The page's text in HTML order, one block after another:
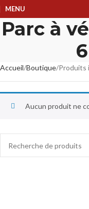
MENU
Parc à
Accueil Boutique Produits
Aucun produit ne